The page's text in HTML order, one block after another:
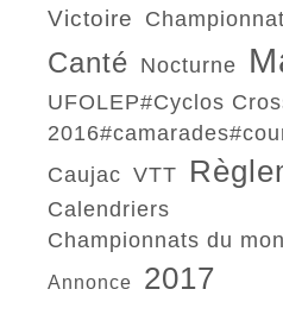
victoire Championnat
Canté nocturne
UFOLEP#Cyclos Cross#1er Novembre
Caujac
VTT
calendriers
championnats du
annonce 2017